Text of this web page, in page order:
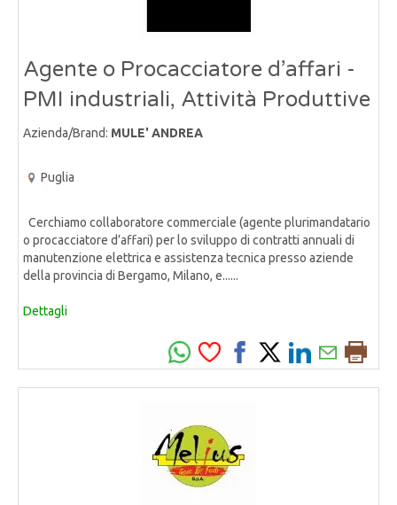
Agente o Procacciatore d’affari -
PMI industriali, Attività Produttive
Azienda/Brand: MULE' ANDREA
Puglia
Cerchiamo collaboratore commerciale (agente plurimandatario
o procacciatore d’affari) per lo sviluppo di contratti annuali di
manutenzione elettrica e assistenza tecnica presso aziende
della provincia di Bergamo, Milano, e......
Dettagli